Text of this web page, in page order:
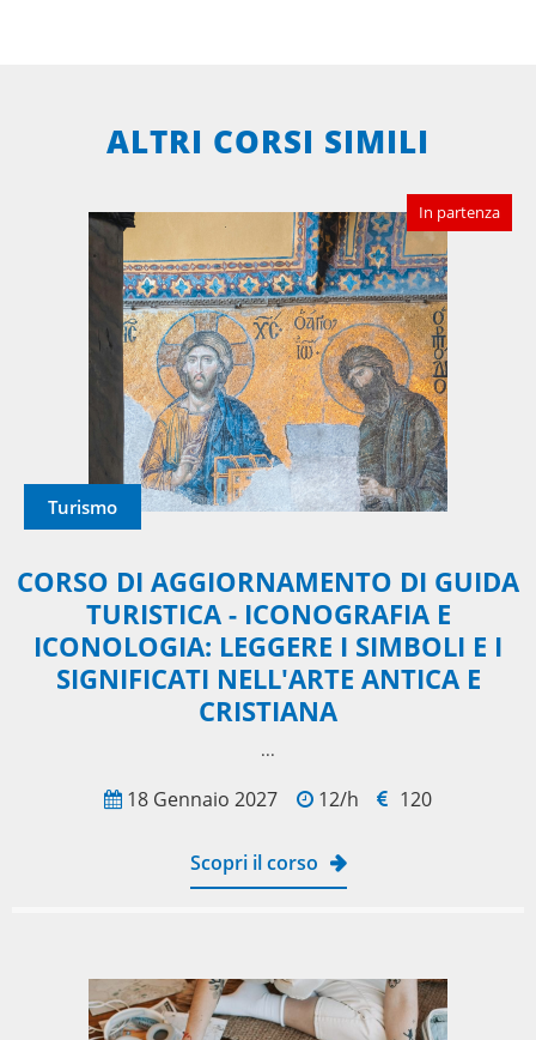
ALTRI CORSI SIMILI
In partenza
Turismo
CORSO DI AGGIORNAMENTO DI GUIDA
TURISTICA - ICONOGRAFIA E
ICONOLOGIA: LEGGERE I SIMBOLI E I
SIGNIFICATI NELL'ARTE ANTICA E
CRISTIANA
...
18 Gennaio 2027 12/h 120
Scopri il corso